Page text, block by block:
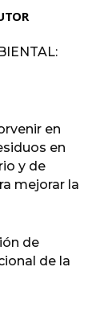
en
en
y de
mejorar la
de
de la